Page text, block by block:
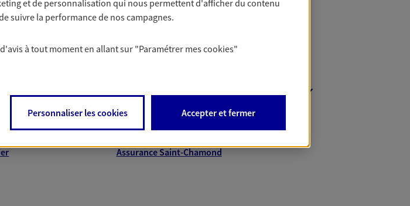
villes du département
Assurance Andrézieux-Bouthéon
Assurance Saint-Chamond
et de personnalisation qui nous permettent d'afficher du contenu
suivre la performance de nos campagnes.
à tout moment en allant sur "Paramétrer mescookies"
Personnaliser les cookies Accepter et fermer